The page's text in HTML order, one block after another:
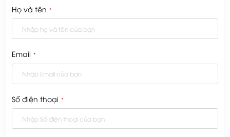
Họ và tên *
Email *
Số điện thoại *